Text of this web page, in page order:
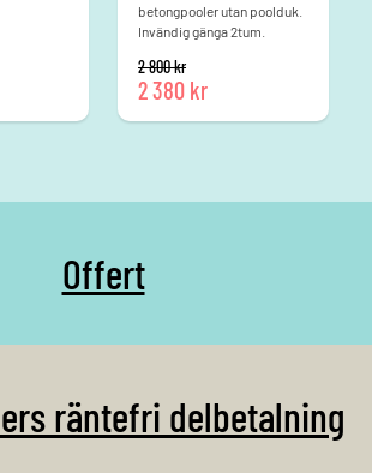
betongpooler utan poolduk.
Invändig gänga 2tum.
2 800kr
2 380 kr
Det nuvarande priset är: 2 380 kr.
Offert
räntefri delbetalning